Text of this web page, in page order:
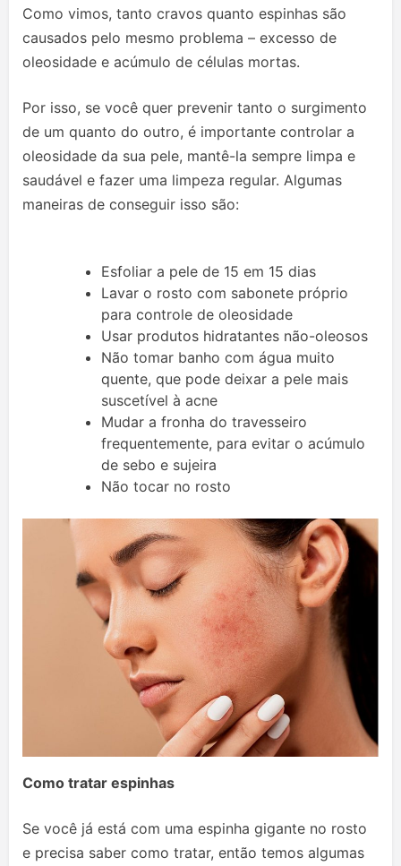
Como vimos, tanto cravos quanto espinhas são
causados pelo mesmo problema – excesso de
oleosidade e acúmulo de células mortas.
Por isso, se você quer prevenir tanto o surgimento
de um quanto do outro, é importante controlar a
oleosidade da sua pele, mantê-la sempre limpa e
saudável e fazer uma limpeza regular. Algumas
maneiras de conseguir isso são:
Esfoliar a pele de 15 em 15 dias
Lavar o rosto com sabonete próprio
para controle de oleosidade
Usar produtos hidratantes não-oleosos
Não tomar banho com água muito
quente, que pode deixar a pele mais
suscetível à acne
Mudar a fronha do travesseiro
frequentemente, para evitar o acúmulo
de sebo e sujeira
Não tocar no rosto
Como tratar espinhas
Se você já está com uma espinha gigante no rosto
e precisa saber como tratar, então temos algumas